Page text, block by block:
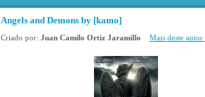
Angels and Demons by [kamo]
Criado por: Juan Camilo Ortiz Jaramillo Mais deste